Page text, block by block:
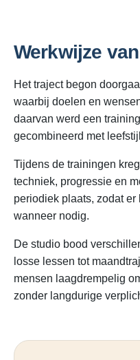
Werkwijze
Het traject begon
waarbij doelen en
daarvan werd een
gecombineerd met
Tijdens de trainingen
techniek, progressie en
periodiek plaats, zodat
wanneer nodig.
De studio bood
losse lessen tot
mensen laagdrempelig
zonder langdurige